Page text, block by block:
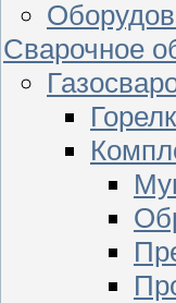
Сварочное